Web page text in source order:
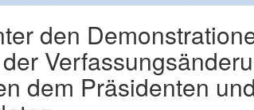
den
dem Präsidenten